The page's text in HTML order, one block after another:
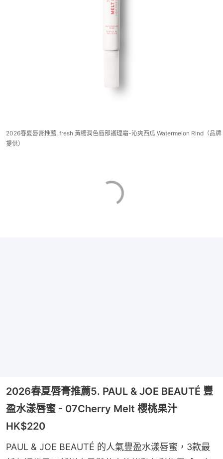
2026春夏唇膏推薦. fresh 黃糖潤色唇部護理霜-沁爽西瓜 Watermelon Rind（品牌
提供）
2026春夏唇膏推薦5. PAUL & JOE BEAUTÉ 豐
盈水漾唇蜜 - 07Cherry Melt 櫻桃果汁
HK$220
PAUL & JOE BEAUTÉ 的人氣豐盈水漾唇蜜，3款最